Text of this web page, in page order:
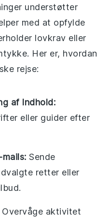
understøtter
med at opfylde
lovkrav eller
Her er, hvordan
rejse:
af Indhold:
eller guider efter
Sende
retter eller
Overvåge aktivitet